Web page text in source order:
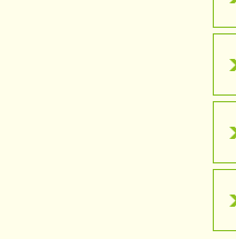
お
バ
昼